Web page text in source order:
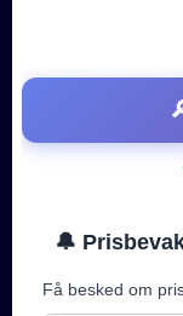
🔔
Få besked om